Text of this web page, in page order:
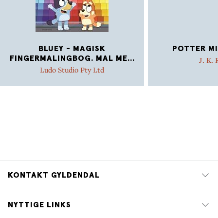
BLUEY - MAGISK
FINGERMALINGBOG. MAL ME...
Ludo Studio Pty Ltd
POTTER
J. K.
KONTAKT GYLDENDAL
NYTTIGE LINKS